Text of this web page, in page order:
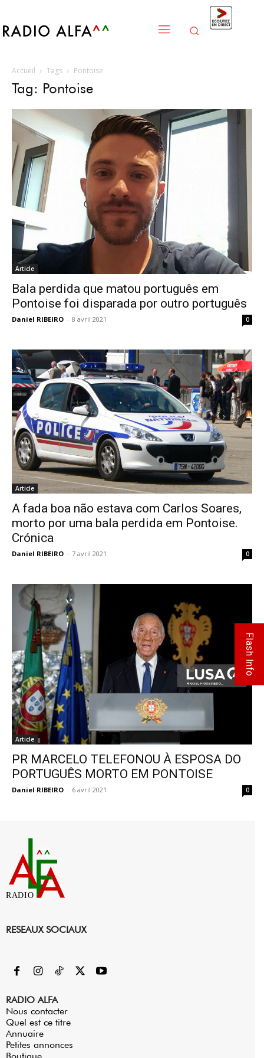
Accueil Tags Pontoise
Tag: Pontoise
Article
Bala perdida que matou português em
Pontoise foi disparada por outro português
Daniel RIBEIRO - 8 avril 2021 0
Article
A fada boa não estava com Carlos Soares,
morto por uma bala perdida em Pontoise.
Crónica
Daniel RIBEIRO - 7 avril 2021 0
Article
PR MARCELO TELEFONOU À ESPOSA DO
PORTUGUÊS MORTO EM PONTOISE
Daniel RIBEIRO - 6 avril 2021 0
RADIO
RESEAUX SOCIAUX
RADIO ALFA
Nous contacter
Quel est ce titre
Annuaire
Petites annonces
Flash Info